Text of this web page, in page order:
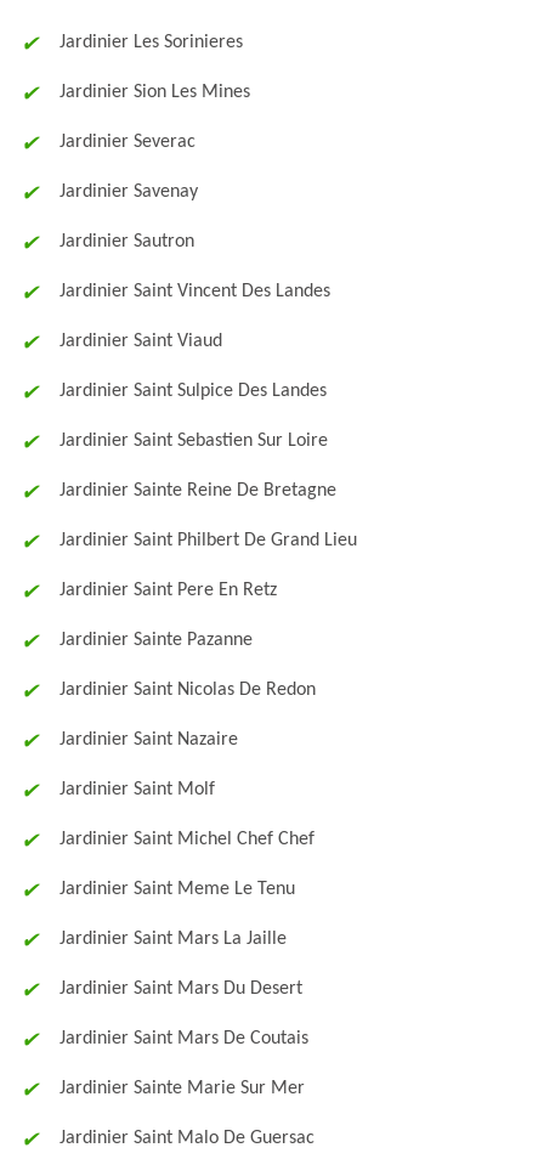
Jardinier Les Sorinieres
Jardinier Sion Les Mines
Jardinier Severac
Jardinier Savenay
Jardinier Sautron
Jardinier Saint Vincent Des Landes
Jardinier Saint Viaud
Jardinier Saint Sulpice Des Landes
Jardinier Saint Sebastien Sur Loire
Jardinier Sainte Reine De Bretagne
Jardinier Saint Philbert De Grand Lieu
Jardinier Saint Pere En Retz
Jardinier Sainte Pazanne
Jardinier Saint Nicolas De Redon
Jardinier Saint Nazaire
Jardinier Saint Molf
Jardinier Saint Michel Chef Chef
Jardinier Saint Meme Le Tenu
Jardinier Saint Mars La Jaille
Jardinier Saint Mars Du Desert
Jardinier Saint Mars De Coutais
Jardinier Sainte Marie Sur Mer
Jardinier Saint Malo De Guersac